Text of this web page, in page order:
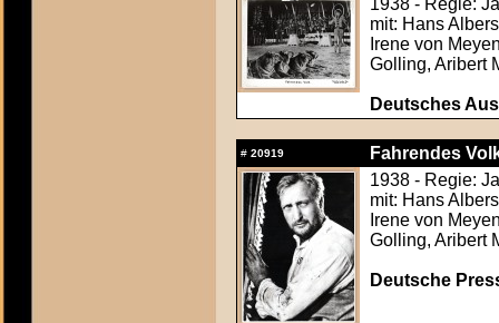
1938 - Regie:
mit: Hans
Irene von
Golling, Aribert
Deutsches
# 20919
Fahrendes
1938 - Regie:
mit: Hans
Irene von
Golling, Aribert
Deutsche